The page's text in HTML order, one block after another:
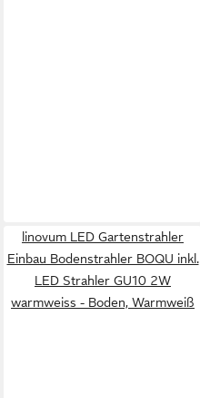
linovum LED Gartenstrahler
Einbau Bodenstrahler BOQU inkl.
LED Strahler GU10 2W
warmweiss - Boden, Warmweiß